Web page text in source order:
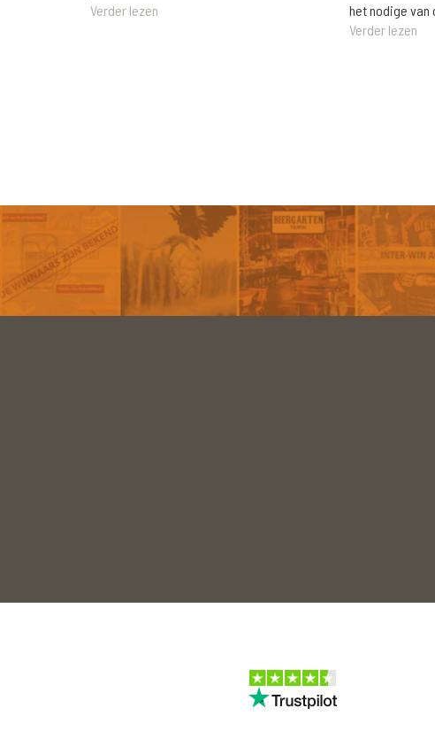
Verder lezen
het nodige van
Verder lezen